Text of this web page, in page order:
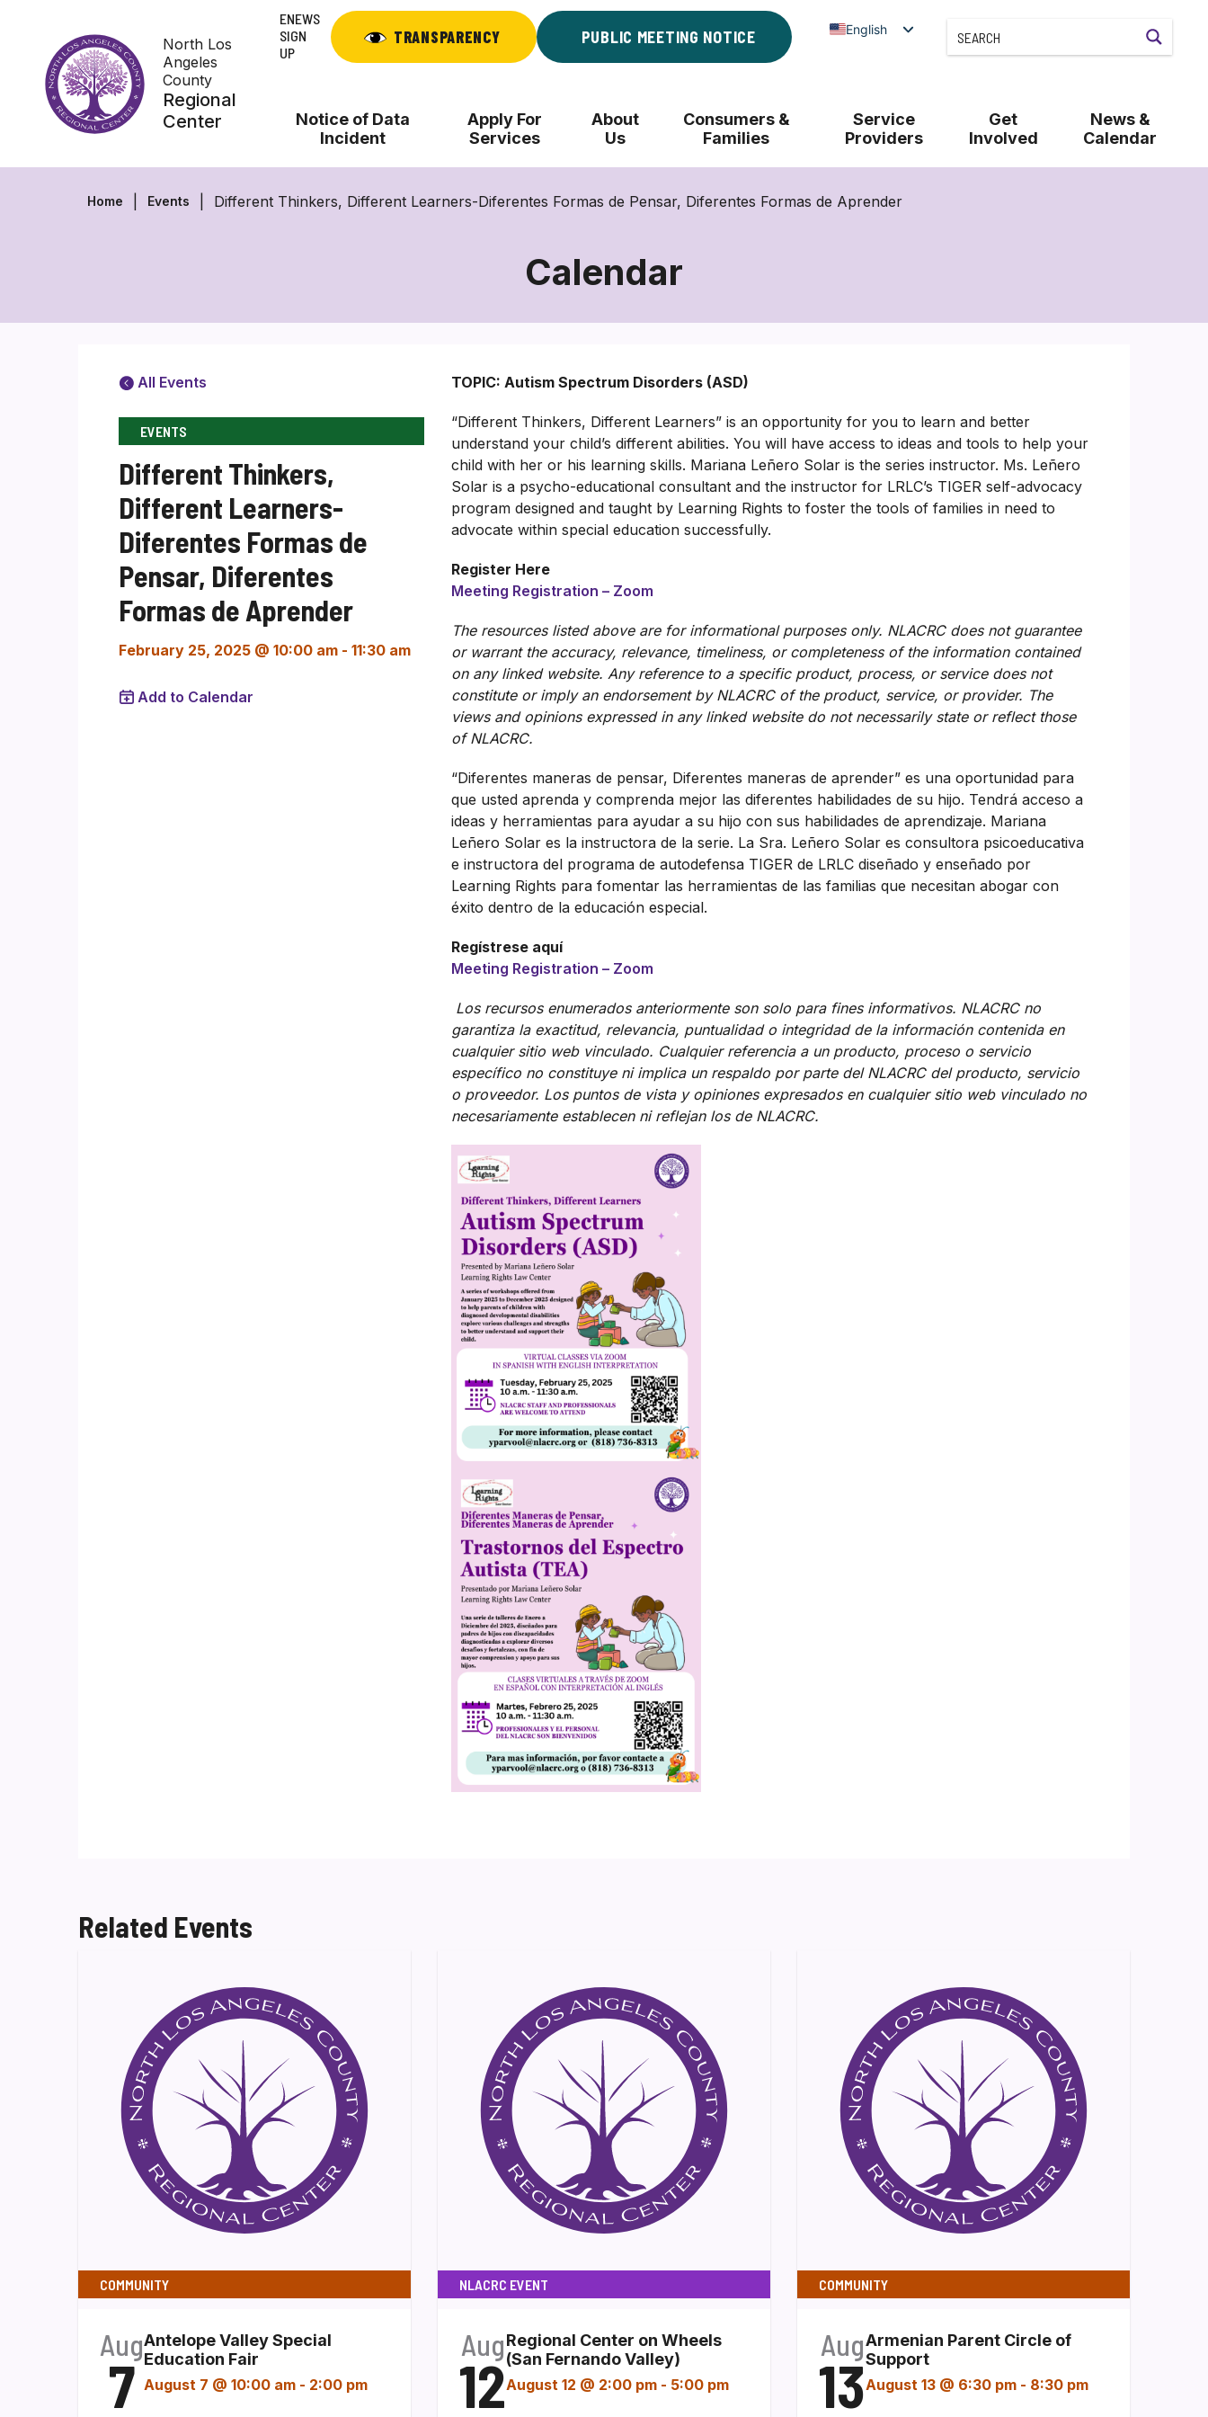
content
North Los
Angeles
County
Regional
Center
ENEWS
SIGN
UP
TRANSPARENCY PUBLIC MEETING NOTICE English
Notice of Data
Incident
Apply For
Services
About
Us
Consumers &
Families
Service
Providers
Get
Involved
News &
Calendar
Home Events Different Thinkers, Different Learners-Diferentes Formas de Pensar, Diferentes Formas de Aprender
Calendar
All Events
EVENTS
Different Thinkers,
Different Learners-
Diferentes Formas de
Pensar, Diferentes
Formas de Aprender
February 25, 2025 @ 10:00 am - 11:30 am
Add to Calendar
TOPIC: Autism Spectrum Disorders (ASD)
“Different Thinkers, Different Learners” is an opportunity for you to learn and better
understand your child’s different abilities. You will have access to ideas and tools to help your
child with her or his learning skills. Mariana Leñero Solar is the series instructor. Ms. Leñero
Solar is a psycho-educational consultant and the instructor for LRLC’s TIGER self-advocacy
program designed and taught by Learning Rights to foster the tools of families in need to
advocate within special education successfully.
Register Here
Meeting Registration – Zoom
The resources listed above are for informational purposes only. NLACRC does not guarantee
or warrant the accuracy, relevance, timeliness, or completeness of the information contained
on any linked website. Any reference to a specific product, process, or service does not
constitute or imply an endorsement by NLACRC of the product, service, or provider. The
views and opinions expressed in any linked website do not necessarily state or reflect those
of NLACRC.
“Diferentes maneras de pensar, Diferentes maneras de aprender” es una oportunidad para
que usted aprenda y comprenda mejor las diferentes habilidades de su hijo. Tendrá acceso a
ideas y herramientas para ayudar a su hijo con sus habilidades de aprendizaje. Mariana
Leñero Solar es la instructora de la serie. La Sra. Leñero Solar es consultora psicoeducativa
e instructora del programa de autodefensa TIGER de LRLC diseñado y enseñado por
Learning Rights para fomentar las herramientas de las familias que necesitan abogar con
éxito dentro de la educación especial.
Regístrese aquí
Meeting Registration – Zoom
Los recursos enumerados anteriormente son solo para fines informativos. NLACRC no
garantiza la exactitud, relevancia, puntualidad o integridad de la información contenida en
cualquier sitio web vinculado. Cualquier referencia a un producto, proceso o servicio
específico no constituye ni implica un respaldo por parte del NLACRC del producto, servicio
o proveedor. Los puntos de vista y opiniones expresados en cualquier sitio web vinculado no
necesariamente establecen ni reflejan los de NLACRC.
Related Events
COMMUNITY
Aug
7
Antelope Valley Special
Education Fair
August 7 @ 10:00 am - 2:00 pm
NLACRC EVENT
Aug
12
Regional Center on Wheels
(San Fernando Valley)
August 12 @ 2:00 pm - 5:00 pm
COMMUNITY
Aug
13
Armenian Parent Circle of
Support
August 13 @ 6:30 pm - 8:30 pm